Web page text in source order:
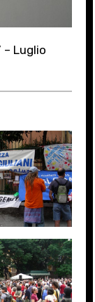
– Luglio